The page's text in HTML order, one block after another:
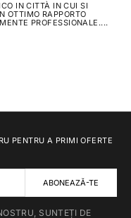
IN CITTÀ IN CUI SI
OTTIMO RAPPORTO
PROFESSIONALE....
PENTRU A PRIMI OFERTE
ABONEAZĂ-TE
SUNTEȚI DE